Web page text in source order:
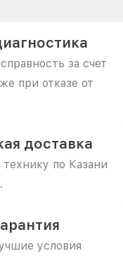
за счет
при отказе от
доставка
по Казани
условия